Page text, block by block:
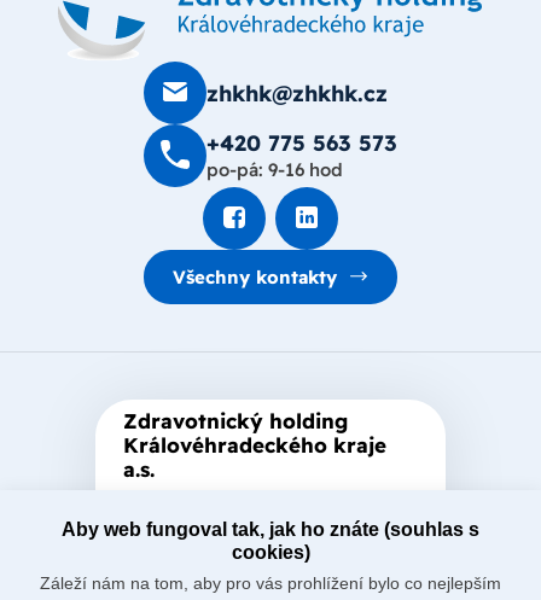
zhkhk@zhkhk.cz
+420 775 563 573
po-pá: 9-16 hod
Všechny kontakty
Zdravotnický holding
Královéhradeckého kraje
a.s.
založená Královéhradeckým
krajem, který je jediným
akcionářem společnosti.
Aby web fungoval tak, jak ho znáte (souhlas s
cookies)
Záleží nám na tom, aby pro vás prohlížení bylo co nejlepším